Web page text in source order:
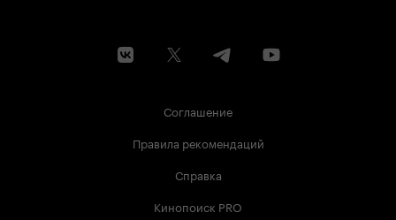
Соглашение
Правила рекомендаций
Справка
Кинопоиск PRO